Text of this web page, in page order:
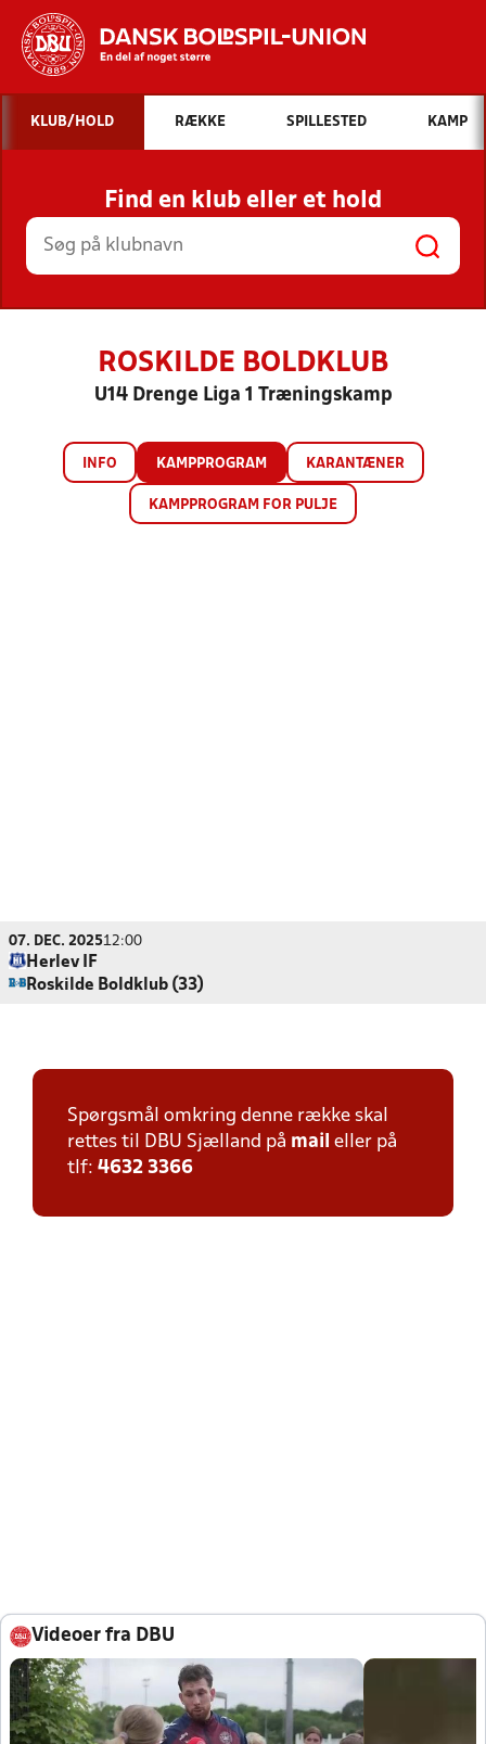
Hvad vil du søge efter?
INDHOLD OG NYHEDER
STILLINGER, RESULTATER, KLUBBER OG
HOLD
KLUB/HOLD RÆKKE SPILLESTED KAMP
Find en klub eller et hold
ROSKILDE BOLDKLUB
U14 Drenge Liga 1 Træningskamp
INFO KAMPPROGRAM KARANTÆNER
KAMPPROGRAM FOR PULJE
07. DEC. 202512:00
Herlev IF
Roskilde Boldklub (33)
Spørgsmål omkring denne række skal
rettes til DBU Sjælland på mail eller på
tlf: 4632 3366
Videoer fra DBU